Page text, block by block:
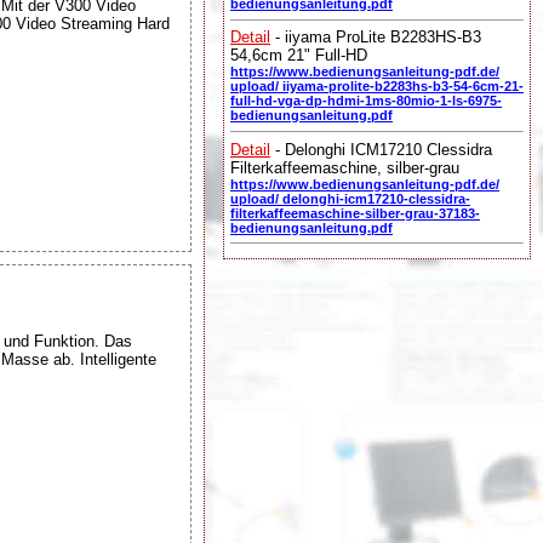
der V300 Video
Video Streaming Hard
Funktion. Das
ab. Intelligente
bedienungsanleitung.pdf
Detail - iiyama ProLite B2283HS-B3
54,6cm 21" Full-HD
https://www.bedienungsanleitung-pdf.de/
upload/ iiyama-prolite-b2283hs-b3-54-6cm-21-
full-hd-vga-dp-hdmi-1ms-80mio-1-ls-6975-
bedienungsanleitung.pdf
Detail - Delonghi ICM17210 Clessidra
Filterkaffeemaschine, silber-grau
https://www.bedienungsanleitung-pdf.de/
upload/ delonghi-icm17210-clessidra-
filterkaffeemaschine-silber-grau-37183-
bedienungsanleitung.pdf